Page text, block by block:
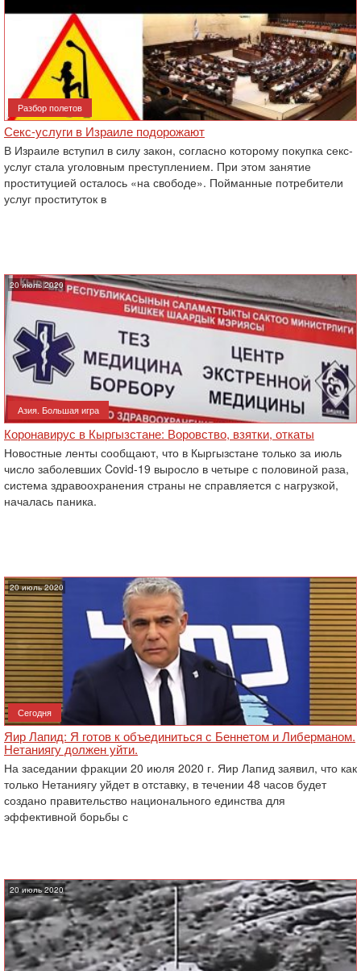
Разбор полетов
Секс-услуги в Израиле подорожают
В Израиле вступил в силу закон, согласно которому покупка секс-
услуг стала уголовным преступлением. При этом занятие
проституцией осталось «на свободе». Пойманные потребители
услуг проституток в
20 июль 2020
Азия. Большая игра
Коронавирус в Кыргызстане: Воровство, взятки, откаты
Новостные ленты сообщают, что в Кыргызстане только за июль
число заболевших Covid-19 выросло в четыре с половиной раза,
система здравоохранения страны не справляется с нагрузкой,
началась паника.
20 июль 2020
Сегодня
Яир Лапид: Я готов к объединиться с Беннетом и Либерманом.
Нетаниягу должен уйти.
На заседании фракции 20 июля 2020 г. Яир Лапид заявил, что как
только Нетаниягу уйдет в отставку, в течении 48 часов будет
создано правительство национального единства для
эффективной борьбы с
20 июль 2020